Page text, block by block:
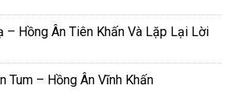
– Hồng Ân Tiên Khấn Và Lặp Lại Lời
Tum – Hồng Ân Vĩnh Khấn